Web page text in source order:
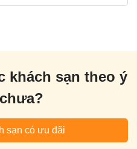
khách sạn theo ý
sạn có ưu đãi